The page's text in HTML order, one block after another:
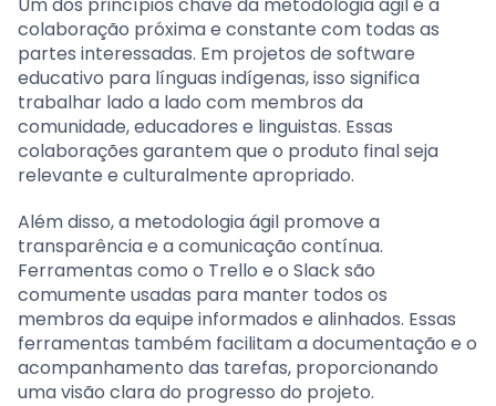
colaboração próxima e constante com todas as
partes interessadas. Em projetos de software
educativo para línguas indígenas, isso significa
trabalhar lado a lado com membros da
comunidade, educadores e linguistas. Essas
colaborações garantem que o produto final seja
relevante e culturalmente apropriado.
Além disso, a metodologia ágil promove a
transparência e a comunicação contínua.
Ferramentas como o Trello e o Slack são
comumente usadas para manter todos os
membros da equipe informados e alinhados. Essas
ferramentas também facilitam a documentação e o
acompanhamento das tarefas, proporcionando
uma visão clara do progresso do projeto.